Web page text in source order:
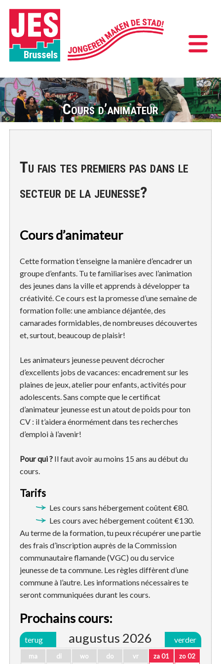
Cours d’animateur
Tu fais tes premiers pas dans le
secteur de la jeunesse?
Cours d’animateur
Cette formation t’enseigne la manière d’encadrer un
groupe d’enfants. Tu te familiarises avec l’animation
des jeunes dans la ville et apprends à développer ta
créativité. Ce cours est la promesse d’une semaine de
formation folle: une ambiance déjantée, des
camarades formidables, de nombreuses découvertes
et, surtout, beaucoup de plaisir!
Les animateurs jeunesse peuvent décrocher
d’excellents jobs de vacances: encadrement sur les
plaines de jeux, atelier pour enfants, activités pour
adolescents. Sans compte que le certificat
d’animateur jeunesse est un atout de poids pour ton
CV : il t’aidera énormément dans tes recherches
d’emploi à l’avenir!
Pour qui ? Il faut avoir au moins 15 ans au début du
cours.
Tarifs
Les cours sans hébergement coûtent €80.
Les cours avec hébergement coûtent €130.
Au terme de la formation, tu peux récupérer une partie
des frais d’inscription auprès de la Commission
communautaire flamande (VGC) ou du service
jeunesse de ta commune. Les règles diffèrent d’une
commune à l’autre. Les informations nécessaires te
seront communiquées durant les cours.
Prochains cours:
terug augustus 2026 verder
ma di wo do vr za 01 zo 02